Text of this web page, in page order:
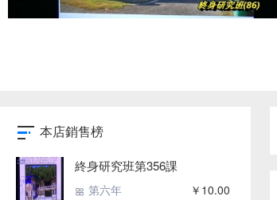
本店銷售榜
終身研究班第356課
第六年 ￥10.00